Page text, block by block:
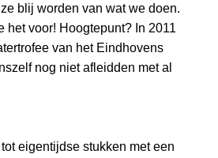
blij worden van wat we doen.
het voor! Hoogtepunt? In 2011
van het Eindhovens
nog niet afleidden met al
eigentijdse stukken met een